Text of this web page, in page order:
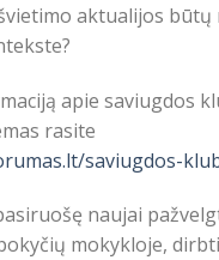
aktualijos būtų
apie saviugdos
rasite
saviugdos-
naujai
mokykloje,